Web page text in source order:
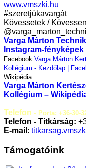
www.vmszki.hu
#szeretjükavargát
Kövessetek /
Varga Márton
Instagram-
Facebook:Varga Márton
Kollégium - Kezdőlap |
Wikipédia:
Varga Márton
Kollégium –
Telefon - Porta: +36-30-
Telefon - Titkárság:
E-mail :
Támogatóink